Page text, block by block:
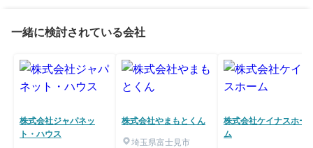
一緒に検討されている会社
株式会社ジャパネッ
ト・ハウス
株式会社やまもとくん
埼玉県富士見市
株式会社ケイナスホー
ム